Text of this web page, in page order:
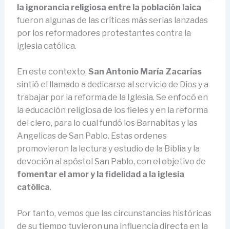
la ignorancia religiosa entre la población laica
fueron algunas de las críticas más serias lanzadas
por los reformadores protestantes contra la
iglesia católica.
En este contexto, San Antonio María Zacarías
sintió el llamado a dedicarse al servicio de Dios y a
trabajar por la reforma de la Iglesia. Se enfocó en
la educación religiosa de los fieles y en la reforma
del clero, para lo cual fundó los Barnabitas y las
Angelicas de San Pablo. Estas ordenes
promovieron la lectura y estudio de la Biblia y la
devoción al apóstol San Pablo, con el objetivo de
fomentar el amor y la fidelidad a la iglesia
católica.
Por tanto, vemos que las circunstancias históricas
de su tiempo tuvieron una influencia directa en la